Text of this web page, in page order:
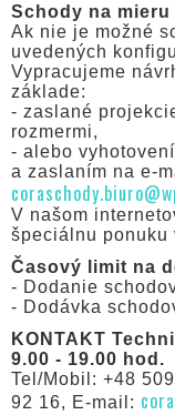
Schody na
Ak nie je možné
uvedených
Vypracujeme
základe:
- zaslané
rozmermi,
- alebo
a zaslaním na e-
V našom
špeciálnu ponuku
Časový limit na
- Dodanie
- Dodávka
KONTAKT
9.00 - 19.00 hod.
Tel/Mobil: +48
92 16, E-mail: